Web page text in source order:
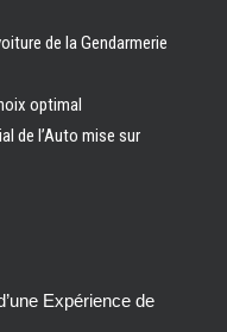
de la Gendarmerie
optimal
de l’Auto mise sur
Expérience de